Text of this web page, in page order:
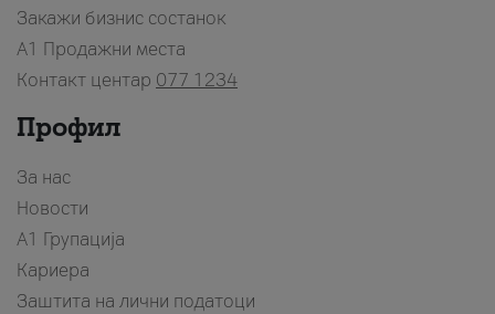
Закажи бизнис состанок
A1 Продажни места
Контакт центар 077 1234
Профил
За нас
Новости
А1 Групација
Кариера
Заштита на лични податоци